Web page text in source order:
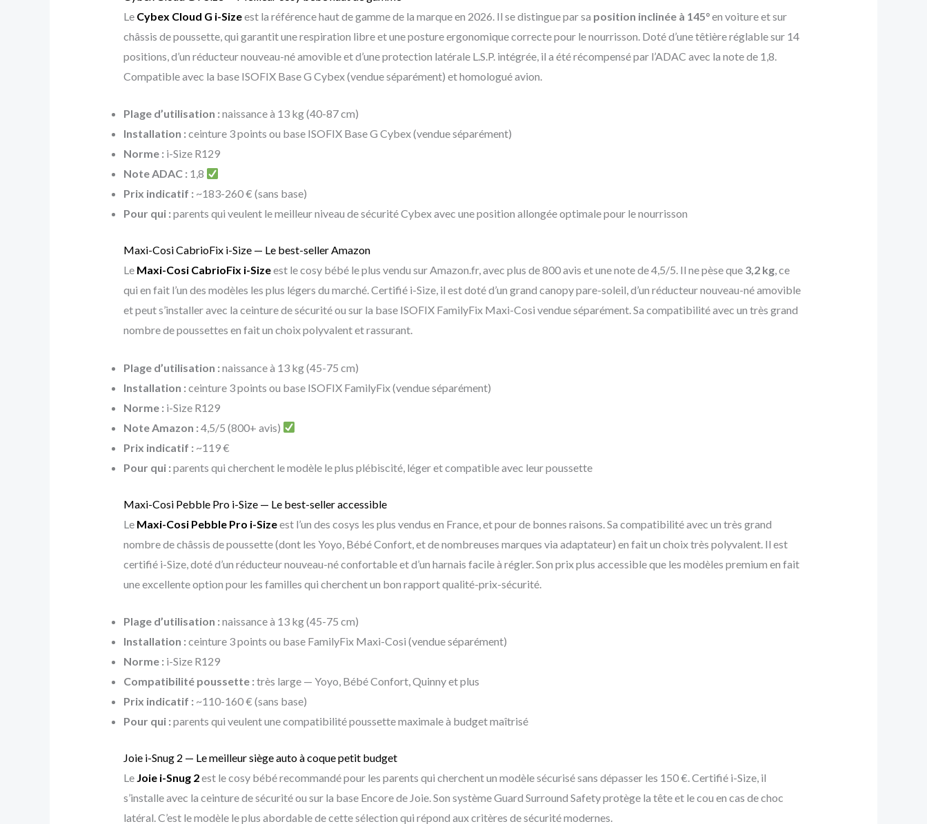
Le Cybex Cloud G i-Sizeest la référence haut de gamme de la marque en 2026. Il se distingue par sa position inclinée à 145°en voiture et sur
châssis de poussette, qui garantit une respiration libre et une posture ergonomique correcte pour le nourrisson. Doté d’une têtière réglable sur 14
positions, d’un réducteur nouveau-né amovible et d’une protection latérale L.S.P. intégrée, il a été récompensé par l’ADAC avec la note de 1,8.
Compatible avec la base ISOFIX Base G Cybex (vendue séparément) et homologué avion.
Plage d’utilisation : naissance à 13 kg (40-87 cm)
Installation : ceinture 3 points ou base ISOFIX Base G Cybex (vendue séparément)
Norme : i-Size R129
Note ADAC : 1,8
Prix indicatif : ~183-260 € (sans base)
Pour qui : parents qui veulent le meilleur niveau de sécurité Cybex avec une position allongée optimale pour le nourrisson
Maxi-Cosi CabrioFix i-Size — Le best-seller Amazon
Le Maxi-Cosi CabrioFix i-Sizeest le cosy bébé le plus vendu sur Amazon.fr, avec plus de 800 avis et une note de 4,5/5. Il ne pèse que 3,2 kg, ce
qui en fait l’un des modèles les plus légers du marché. Certifié i-Size, il est doté d’un grand canopy pare-soleil, d’un réducteur nouveau-né amovible
et peut s’installer avec la ceinture de sécurité ou sur la base ISOFIX FamilyFix Maxi-Cosi vendue séparément. Sa compatibilité avec un très grand
nombre de poussettes en fait un choix polyvalent et rassurant.
Plage d’utilisation : naissance à 13 kg (45-75 cm)
Installation : ceinture 3 points ou base ISOFIX FamilyFix (vendue séparément)
Norme : i-Size R129
Note Amazon : 4,5/5 (800+ avis)
Prix indicatif : ~119 €
Pour qui : parents qui cherchent le modèle le plus plébiscité, léger et compatible avec leur poussette
Maxi-Cosi Pebble Pro i-Size — Le best-seller accessible
Le Maxi-Cosi Pebble Pro i-Sizeest l’un des cosys les plus vendus en France, et pour de bonnes raisons. Sa compatibilité avec un très grand
nombre de châssis de poussette (dont les Yoyo, Bébé Confort, et de nombreuses marques via adaptateur) en fait un choix très polyvalent. Il est
certifié i-Size, doté d’un réducteur nouveau-né confortable et d’un harnais facile à régler. Son prix plus accessible que les modèles premium en fait
une excellente option pour les familles qui cherchent un bon rapport qualité-prix-sécurité.
Plage d’utilisation : naissance à 13 kg (45-75 cm)
Installation : ceinture 3 points ou base FamilyFix Maxi-Cosi (vendue séparément)
Norme : i-Size R129
Compatibilité poussette : très large — Yoyo, Bébé Confort, Quinny et plus
Prix indicatif : ~110-160 € (sans base)
Pour qui : parents qui veulent une compatibilité poussette maximale à budget maîtrisé
Joie i-Snug 2 — Le meilleur siège auto à coque petit budget
Le Joie i-Snug 2est le cosy bébé recommandé pour les parents qui cherchent un modèle sécurisé sans dépasser les 150 €. Certifié i-Size, il
s’installe avec la ceinture de sécurité ou sur la base Encore de Joie. Son système Guard Surround Safety protège la tête et le cou en cas de choc
latéral. C’est le modèle le plus abordable de cette sélection qui répond aux critères de sécurité modernes.